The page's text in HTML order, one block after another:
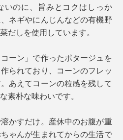
いのに、旨みとコクはしっか
ネギやにんじんなどの有機野
だしを使用しています。
ーン」で作ったポタージュを
られており、コーンのフレッ
あえてコーンの粒感を残して
素朴な味わいです。
かすだけ。産休中のお腹が重
ゃんが生まれてからの生活で